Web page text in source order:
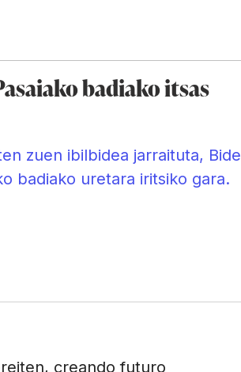
badiako itsas
zuen ibilbidea jarraituta, Bide
badiako uretara iritsiko gara.